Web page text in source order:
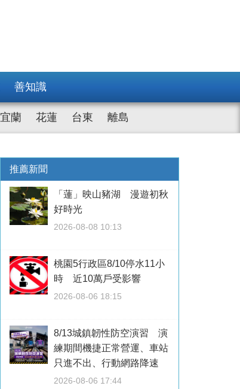
善知識
宜蘭 花蓮 台東 離島
推薦新聞
「蓮」映山豬湖 漫遊初秋
好時光
2026-08-08 10:13
桃園5行政區8/10停水11小
時 近10萬戶受影響
2026-08-06 18:15
8/13城鎮韌性防空演習 演
練期間機捷正常營運、車站
只進不出、行動網路降速
2026-08-06 17:44